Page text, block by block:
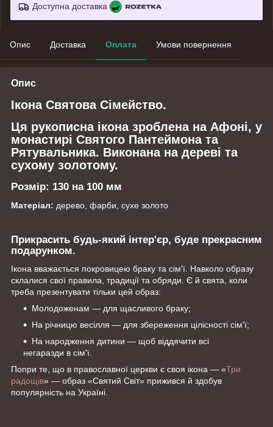
Доступна доставка
Опис Доставка Оплата Умови повернення
Опис
Ікона Святова Сімейство.
Ця рукописна ікона зроблена на Афоні, у
монастирі Святого Пантеймона та
Рятувальника. Виконана на дереві та
сухому золотому.
Розмір: 130 на 100 мм
Матеріал: дерево, фарби, сухе золото
Прикрасить будь-який інтер'єр, буде прекрасним
подарунком.
Ікона вважається покровицею браку та сім'ї. Навколо образу
склалися свої правила, традиції та обряди. Є й свята, коли
треба презентувати тільки цей образ:
Молодоженам — для щасливого браку;
На річницю весілля — для збереження цілісності сім'ї;
На народження дитини — щоб віддячити всі
негаразди в сім'ї.
Попри те, що в православної церкви є своя ікона — «Три
радощів» — образ «Святий Світ» прижився й здобув
популярність на Україні.